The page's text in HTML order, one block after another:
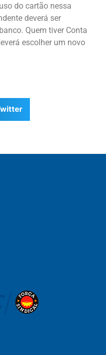
do cartão nessa
deverá ser
Quem tiver Conta
escolher um novo